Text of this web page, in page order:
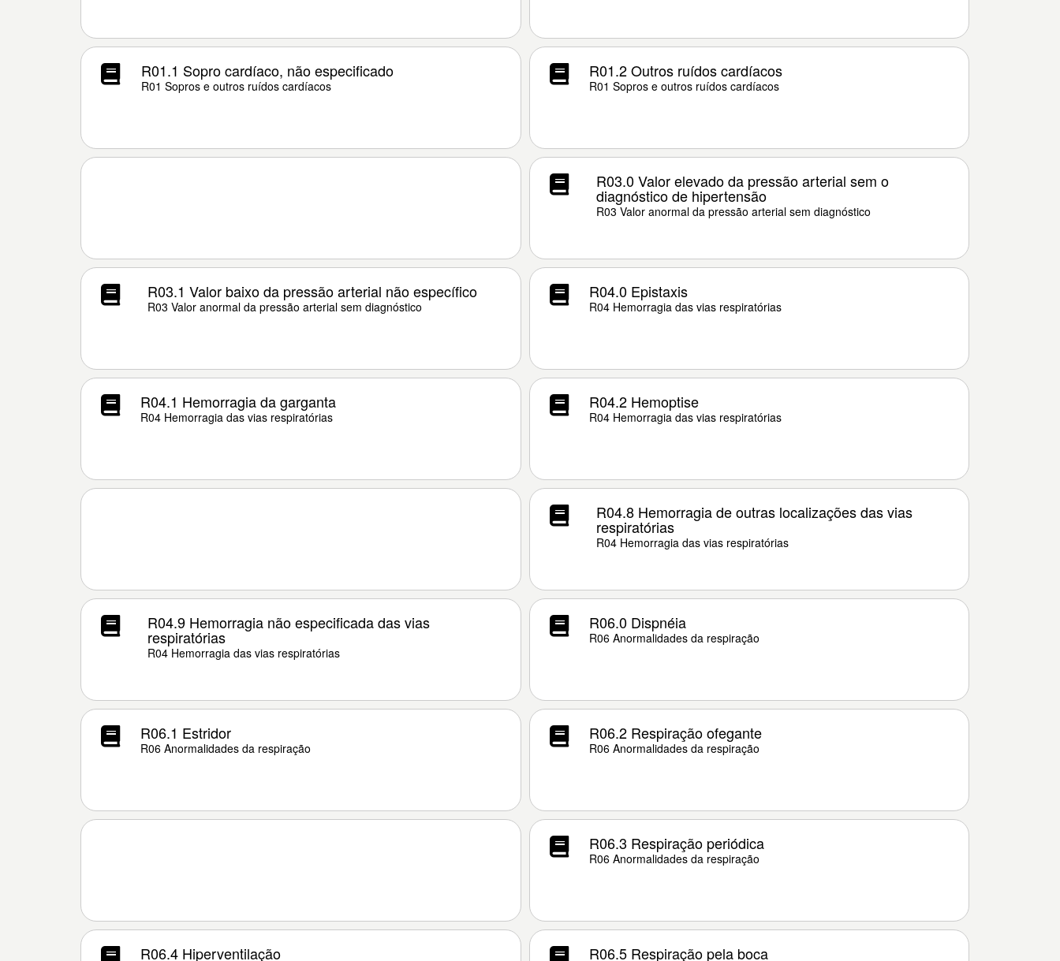
R01.1 Sopro cardíaco, não especificado
R01 Sopros e outros ruídos cardíacos
R01.2 Outros ruídos cardíacos
R01 Sopros e outros ruídos cardíacos
R03.0 Valor elevado da pressão arterial sem o
diagnóstico de hipertensão
R03 Valor anormal da pressão arterial sem diagnóstico
R03.1 Valor baixo da pressão arterial não específico
R03 Valor anormal da pressão arterial sem diagnóstico
R04.0 Epistaxis
R04 Hemorragia das vias respiratórias
R04.1 Hemorragia da garganta
R04 Hemorragia das vias respiratórias
R04.2 Hemoptise
R04 Hemorragia das vias respiratórias
R04.8 Hemorragia de outras localizações das vias
respiratórias
R04 Hemorragia das vias respiratórias
R04.9 Hemorragia não especificada das vias
respiratórias
R04 Hemorragia das vias respiratórias
R06.0 Dispnéia
R06 Anormalidades da respiração
R06.1 Estridor
R06 Anormalidades da respiração
R06.2 Respiração ofegante
R06 Anormalidades da respiração
R06.3 Respiração periódica
R06 Anormalidades da respiração
R06.4 Hiperventilação R06.5 Respiração pela boca